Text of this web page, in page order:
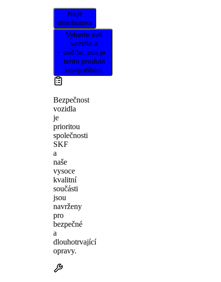
Najít
distributora
Vyberte své
vozidlo a
ověřte, zda je
tento produkt
kompatibilní.
Bezpečnost
vozidla
je
prioritou
společnosti
SKF
a
naše
vysoce
kvalitní
součásti
jsou
navrženy
pro
bezpečné
a
dlouhotrvající
opravy.